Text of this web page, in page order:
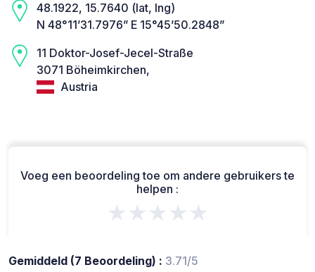
48.1922, 15.7640 (lat, lng)
N 48°11’31.7976” E 15°45’50.2848”
11 Doktor-Josef-Jecel-Straße
3071 Böheimkirchen,
Austria
Voeg een beoordeling toe om andere gebruikers te
helpen :
★★★★★
Gemiddeld (7 Beoordeling) : 3.71/5